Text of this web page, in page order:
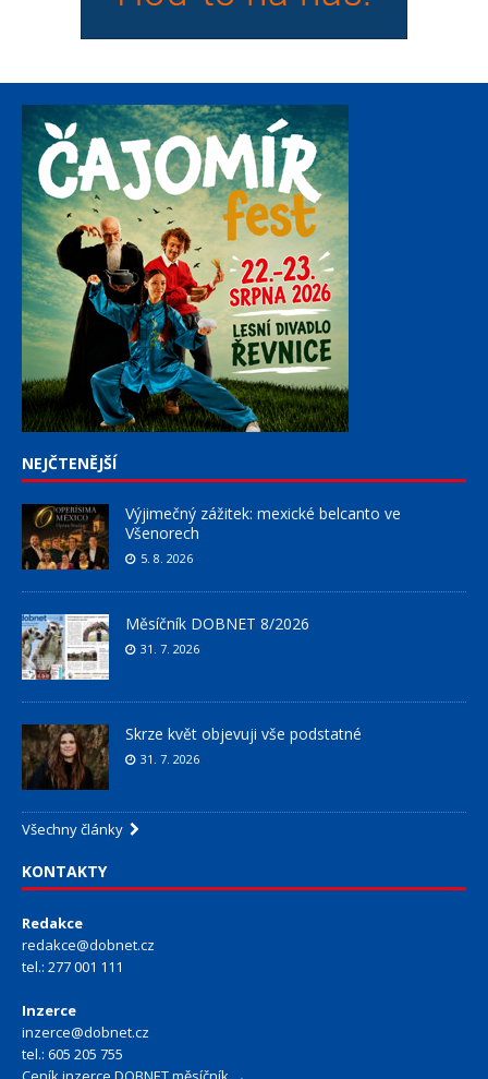
NEJČTENĚJŠÍ
Výjimečný zážitek: mexické belcanto ve
Všenorech
5. 8. 2026
Měsíčník DOBNET 8/2026
31. 7. 2026
Skrze květ objevuji vše podstatné
31. 7. 2026
Všechny články
KONTAKTY
Redakce
redakce@dobnet.cz
tel.: 277 001 111
Inzerce
inzerce@dobnet.cz
tel.: 605 205 755